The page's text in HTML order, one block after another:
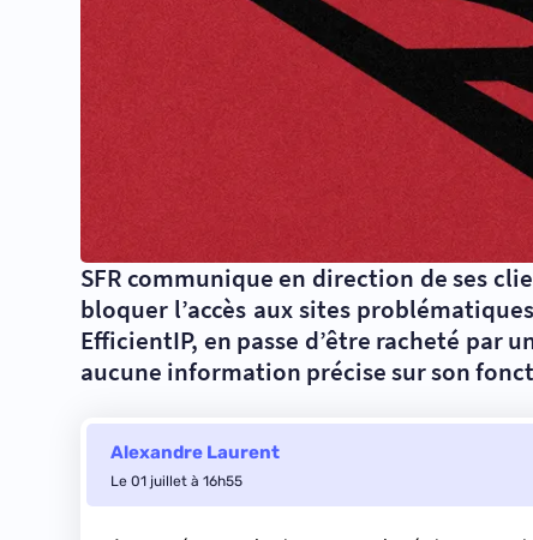
SFR communique en direction de ses
bloquer l’accès aux sites
EfficientIP, en passe d’être racheté par
aucune information précise sur son
Alexandre Laurent
Le 01 juillet à 16h55